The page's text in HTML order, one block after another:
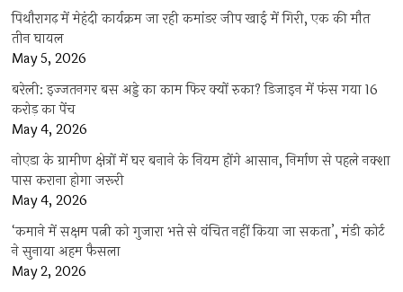
पिथौरागढ़ में मेहंदी कार्यक्रम जा रही कमांडर जीप खाई में गिरी, एक की मौत
तीन घायल
May 5, 2026
बरेली: इज्जतनगर बस अड्डे का काम फिर क्यों रुका? डिजाइन में फंस गया 16
करोड़ का पेंच
May 4, 2026
नोएडा के ग्रामीण क्षेत्रों में घर बनाने के नियम होंगे आसान, निर्माण से पहले नक्शा
पास कराना होगा जरूरी
May 4, 2026
‘कमाने में सक्षम पत्नी को गुजारा भत्ते से वंचित नहीं किया जा सकता’, मंडी कोर्ट
ने सुनाया अहम फैसला
May 2, 2026